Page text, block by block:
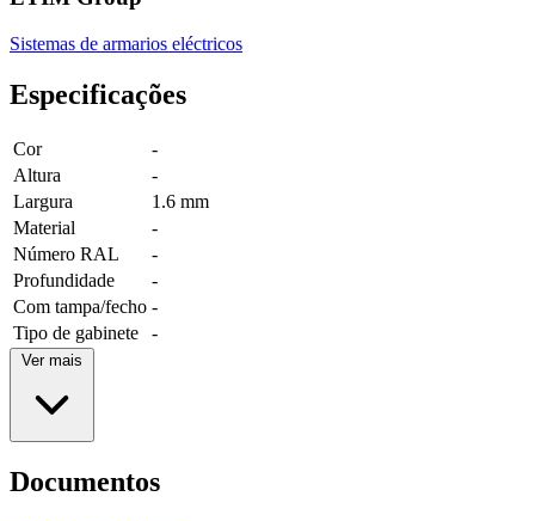
Sistemas de armarios eléctricos
Especificações
Cor
-
Altura
-
Largura
1.6 mm
Material
-
Número RAL
-
Profundidade
-
Com tampa/fecho -
Tipo de gabinete
-
Ver mais
Documentos